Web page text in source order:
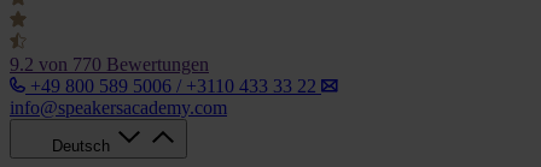
9.2 von 770 Bewertungen
+49 800 589 5006 / +3110 433 33 22
info@speakersacademy.com
Deutsch